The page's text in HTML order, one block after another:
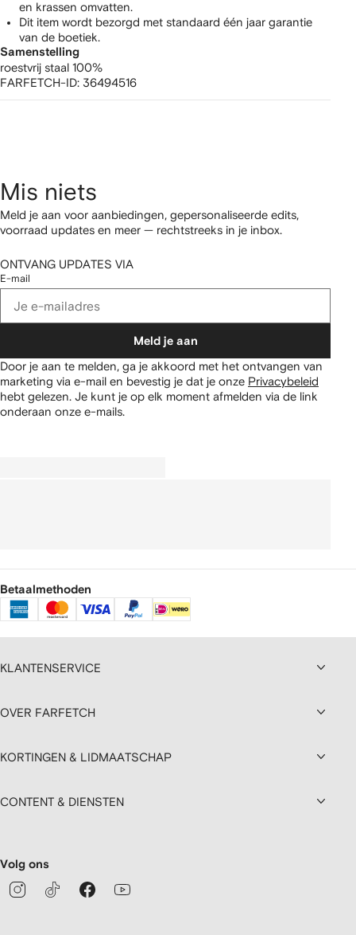
en krassen omvatten.
Dit item wordt bezorgd met standaard één jaar garantie
van de boetiek.
Samenstelling
roestvrij staal 100%
FARFETCH-ID: 36494516
Mis niets
Meld je aan voor aanbiedingen, gepersonaliseerde edits,
voorraad updates en meer — rechtstreeks in je inbox.
ONTVANG UPDATES VIA
E-mail
Meld je aan
Door je aan te melden, ga je akkoord met het ontvangen van
marketing via e-mail en bevestig je dat je onze Privacybeleid
hebt gelezen. Je kunt je op elk moment afmelden via de link
onderaan onze e-mails.
Betaalmethoden
KLANTENSERVICE
OVER FARFETCH
KORTINGEN & LIDMAATSCHAP
CONTENT & DIENSTEN
Volg ons